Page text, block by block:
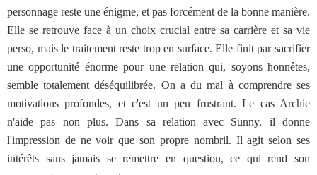
personnage reste une énigme, et pas forcément de la bonne manière.
Elle se retrouve face à un choix crucial entre sa carrière et sa vie
perso, mais le traitement reste trop en surface. Elle finit par sacrifier
une opportunité énorme pour une relation qui, soyons honnêtes,
semble totalement déséquilibrée. On a du mal à comprendre ses
motivations profondes, et c'est un peu frustrant. Le cas Archie
n'aide pas non plus. Dans sa relation avec Sunny, il donne
l'impression de ne voir que son propre nombril. Il agit selon ses
intérêts sans jamais se remettre en question, ce qui rend son